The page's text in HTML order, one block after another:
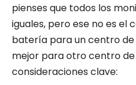
pienses que todos los
iguales, pero ese no es el
batería para un centro
mejor para otro centro de
consideraciones clave: